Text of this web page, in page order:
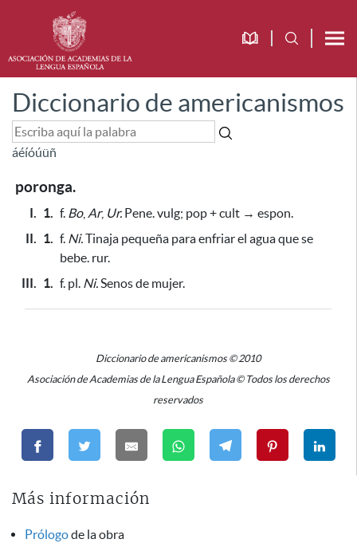
Diccionario de americanismos
áéíóúüñ
poronga.
I. 1. f. Bo, Ar, Ur. Pene. vulg; pop + cult → espon.
II. 1. f. Ni.Tinaja pequeña para enfriar el agua que se
bebe. rur.
III. 1. f. pl. Ni.Senos de mujer.
Diccionario de americanismos © 2010
Asociación de Academias de la Lengua Española © Todos los derechos
reservados
Más información
Prólogode la obra